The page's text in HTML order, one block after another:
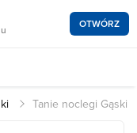
OTWÓRZ
Tanie noclegi Gąski